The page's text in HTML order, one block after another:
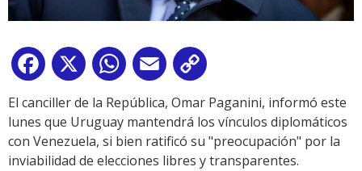
Facebook
X WhatsApp
Email
Link
El canciller de la República, Omar Paganini, informó este
lunes que Uruguay mantendrá los vínculos diplomáticos
con Venezuela, si bien ratificó su "preocupación" por la
inviabilidad de elecciones libres y transparentes.